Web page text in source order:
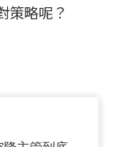
策略呢？